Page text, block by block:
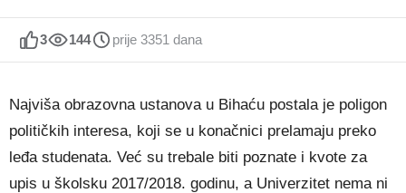
3 144 prije 3351 dana
Najviša obrazovna ustanova u Bihaću postala je poligon
političkih interesa, koji se u konačnici prelamaju preko
leđa studenata. Već su trebale biti poznate i kvote za
upis u školsku 2017/2018. godinu, a Univerzitet nema ni